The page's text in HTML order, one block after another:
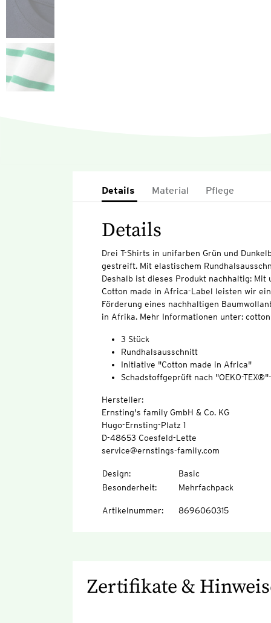
Details Material Pflege
Details
Drei T-Shirts in unifarben Grün und
gestreift. Mit elastischem
Deshalb ist dieses Produkt nachhaltig: Mit
Cotton made in Africa-Label leisten wir
Förderung eines nachhaltigen
in Afrika. Mehr Informationen unter:
3 Stück
Rundhalsausschnitt
Initiative "Cotton made in Africa"
Schadstoffgeprüft nach "OEKO-
Hersteller:
Ernsting's family GmbH & Co. KG
Hugo-Ernsting-Platz 1
D-48653 Coesfeld-Lette
service@ernstings-family.com
Design:
Basic
Besonderheit: Mehrfachpack
Artikelnummer: 8696060315
Zertifikate &